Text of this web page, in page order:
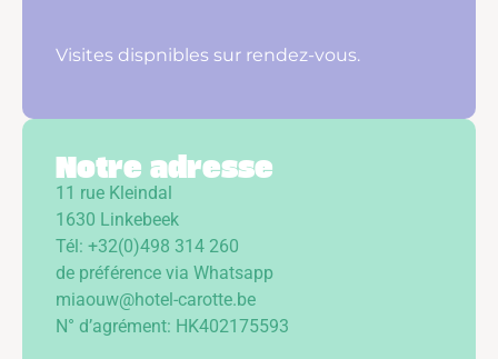
Visites dispnibles sur rendez-vous.
Notre adresse
11 rue Kleindal
1630 Linkebeek
Tél: +32(0)498 314 260
de préférence via Whatsapp
miaouw@hotel-carotte.be
N° d’agrément: HK402175593